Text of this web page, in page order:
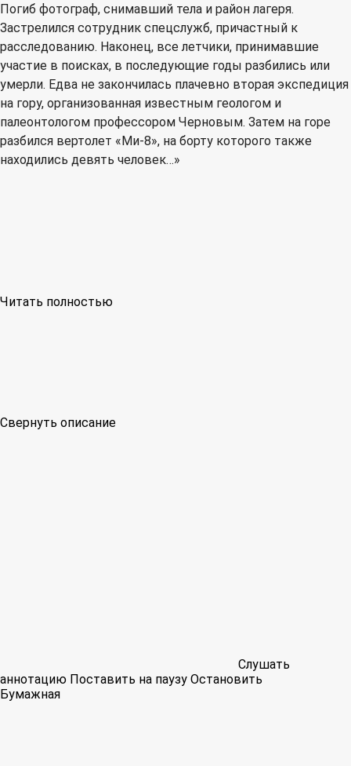
Погиб фотограф, снимавший тела и район лагеря.
Застрелился сотрудник спецслужб, причастный к
расследованию. Наконец, все летчики, принимавшие
участие в поисках, в последующие годы разбились или
умерли. Едва не закончилась плачевно вторая экспедиция
на гору, организованная известным геологом и
палеонтологом профессором Черновым. Затем на горе
разбился вертолет «Ми-8», на борту которого также
находились девять человек…»
Читать полностью
Свернуть описание
Слушать
аннотацию Поставить на паузу Остановить
Бумажная